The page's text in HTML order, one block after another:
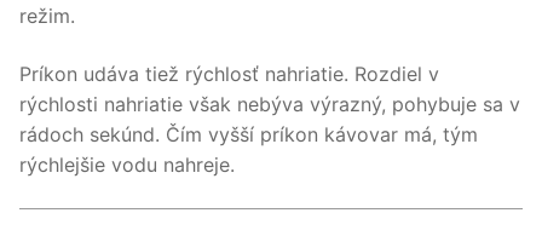
režim.
Príkon udáva tiež rýchlosť nahriatie. Rozdiel v
rýchlosti nahriatie však nebýva výrazný, pohybuje sa v
rádoch sekúnd. Čím vyšší príkon kávovar má, tým
rýchlejšie vodu nahreje.